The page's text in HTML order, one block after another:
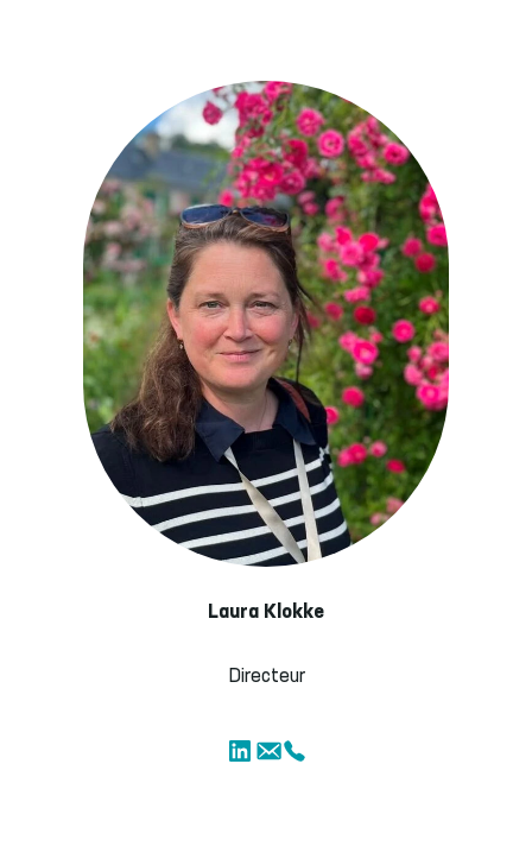
Laura Klokke
Directeur
LinkedIn